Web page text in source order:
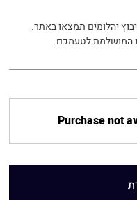
יהלומים תמצאו באתר.
המושלמת לטעמכם.
Purchase not